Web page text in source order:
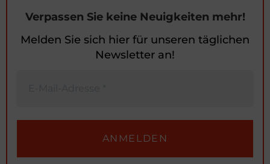
Verpassen Sie keine Neuigkeiten mehr!
Melden Sie sich hier für unseren täglichen
Newsletter an!